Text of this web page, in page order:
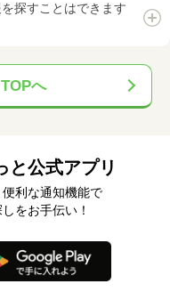
探すことはできます
へ
と公式アプリ
利な通知機能で
をお手伝い！